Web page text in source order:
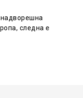
следна е